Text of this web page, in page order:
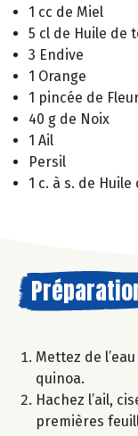
1 cc de Miel
5 cl de Huile de
3 Endive
1 Orange
1 pincée de
40 g de Noix
1 Ail
Persil
1 c. à s. de Huile
Mettez de
quinoa.
Hachez l’ail,
premières